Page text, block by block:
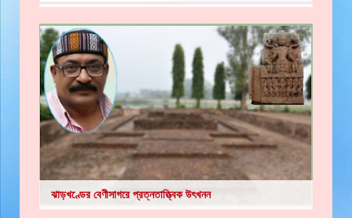
ঝাড়খণ্ডের বেণীসাগরে প্রত্নতাত্ত্বিক উৎখনন